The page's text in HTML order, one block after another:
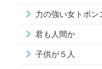
力の強い女トボン
君も人間か
子供が５人